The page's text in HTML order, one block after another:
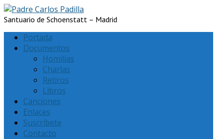
Santuario de Schoenstatt – Madrid
Portada
Documentos
Homilias
Charlas
Retiros
Libros
Canciones
Enlaces
Suscríbete
Contacto